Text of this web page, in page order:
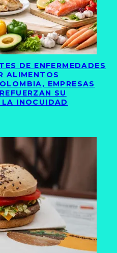
DE ENFERMEDADES
ALIMENTOS
EMPRESAS
SU
INOCUIDAD